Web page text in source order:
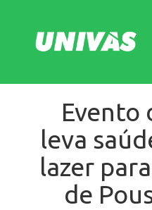
Evento
leva
lazer
de